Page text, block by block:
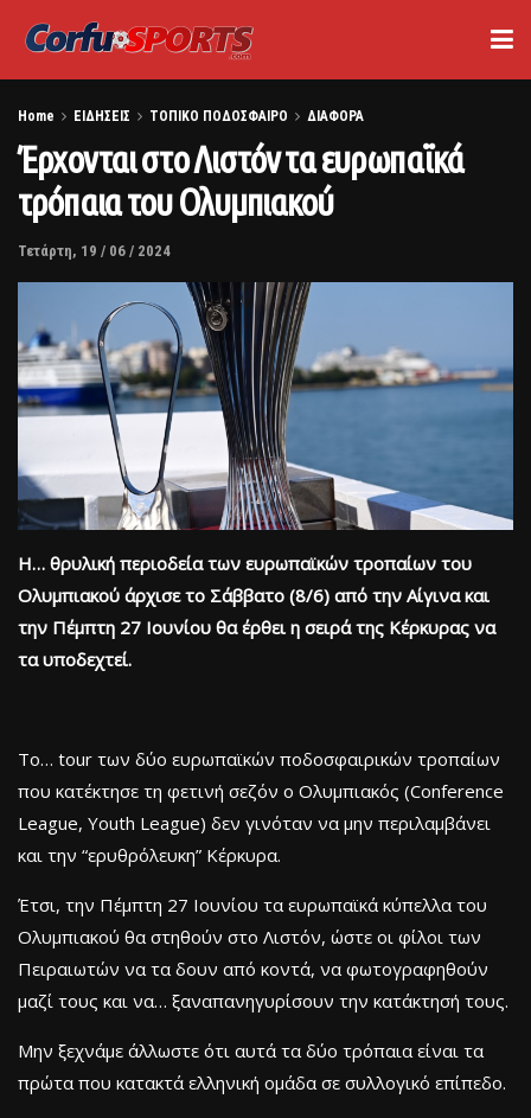
Home ΕΙΔΗΣΕΙΣ ΤΟΠΙΚΟ ΠΟΔΟΣΦΑΙΡΟ ΔΙΑΦΟΡΑ
Έρχονται στο Λιστόν τα ευρωπαϊκά
τρόπαια του Ολυμπιακού
Τετάρτη, 19 / 06 / 2024
Η… θρυλική περιοδεία των ευρωπαϊκών τροπαίων του
Ολυμπιακού άρχισε το Σάββατο (8/6) από την Αίγινα και
την Πέμπτη 27 Ιουνίου θα έρθει η σειρά της Κέρκυρας να
τα υποδεχτεί.
Το… tour των δύο ευρωπαϊκών ποδοσφαιρικών τροπαίων
που κατέκτησε τη φετινή σεζόν ο Ολυμπιακός (Conference
League, Youth League) δεν γινόταν να μην περιλαμβάνει
και την “ερυθρόλευκη” Κέρκυρα.
Έτσι, την Πέμπτη 27 Ιουνίου τα ευρωπαϊκά κύπελλα του
Ολυμπιακού θα στηθούν στο Λιστόν, ώστε οι φίλοι των
Πειραιωτών να τα δουν από κοντά, να φωτογραφηθούν
μαζί τους και να… ξαναπανηγυρίσουν την κατάκτησή τους.
Μην ξεχνάμε άλλωστε ότι αυτά τα δύο τρόπαια είναι τα
πρώτα που κατακτά ελληνική ομάδα σε συλλογικό επίπεδο.